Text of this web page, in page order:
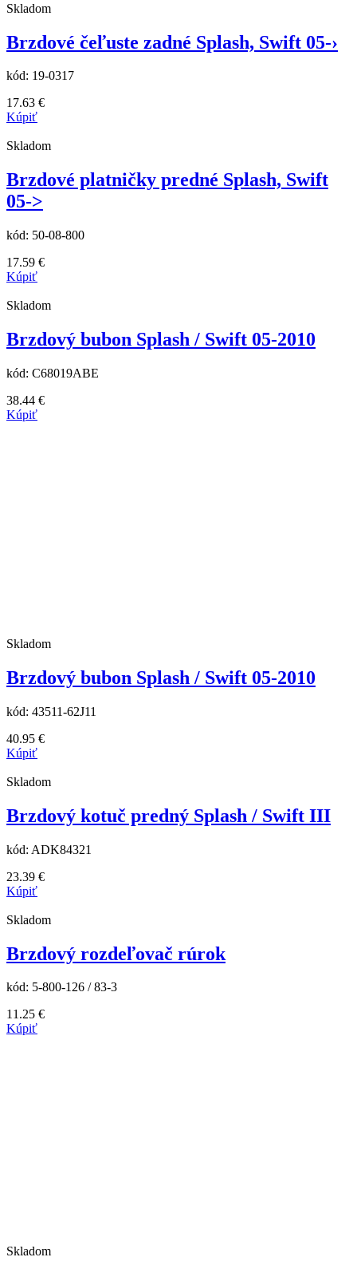
Skladom
Brzdové čeľuste zadné Splash, Swift 05-›
kód: 19-0317
17.63 €
Kúpiť
Skladom
Brzdové platničky predné Splash, Swift
05->
kód: 50-08-800
17.59 €
Kúpiť
Skladom
Brzdový bubon Splash / Swift 05-2010
kód: C68019ABE
38.44 €
Kúpiť
Skladom
Brzdový bubon Splash / Swift 05-2010
kód: 43511-62J11
40.95 €
Kúpiť
Skladom
Brzdový kotuč predný Splash / Swift III
kód: ADK84321
23.39 €
Kúpiť
Skladom
Brzdový rozdeľovač rúrok
kód: 5-800-126 / 83-3
11.25 €
Kúpiť
Skladom